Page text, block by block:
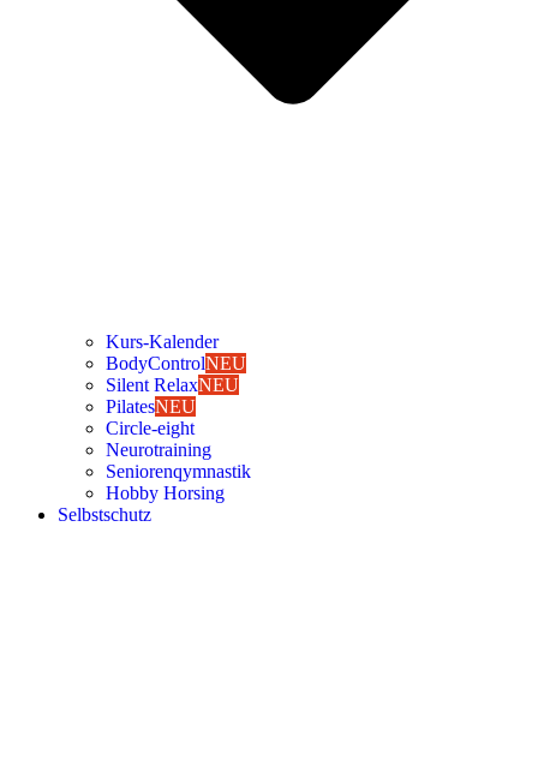
Kurs-Kalen­­der
Body­Con­trolNEU
Silent RelaxNEU
Pila­tesNEU
Cir­cle-eight
Neu­ro­trai­ning
Senio­ren­qym­nas­tik
Hob­by Hor­sing
Selbst­schutz